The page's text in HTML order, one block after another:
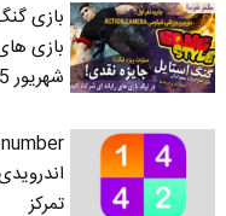
بازی
بازی
شهریور 95
تمرکز